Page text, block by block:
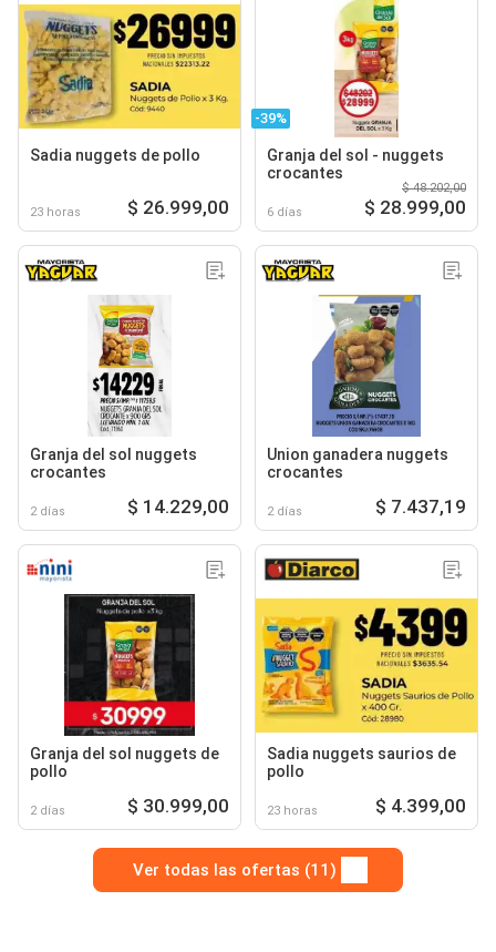
Sadia nuggets de pollo
23 horas $ 26.999,00
-39%
Granja del sol - nuggets
crocantes
6 días
$ 48.202,00
$ 28.999,00
Granja del sol nuggets
crocantes
2 días $ 14.229,00
Union ganadera nuggets
crocantes
2 días $ 7.437,19
Granja del sol nuggets de
pollo
2 días $ 30.999,00
Sadia nuggets saurios de
pollo
23 horas $ 4.399,00
Ver todas las ofertas (11)